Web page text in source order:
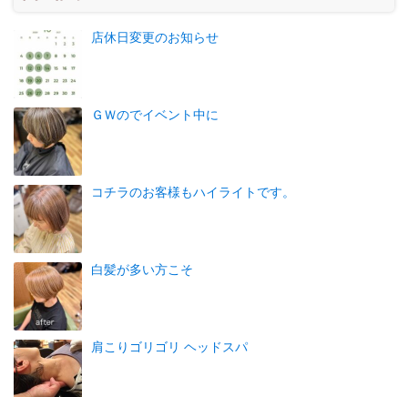
店休日変更のお知らせ
ＧＷのでイベント中に
コチラのお客様もハイライトです。
白髪が多い方こそ
肩こりゴリゴリ ヘッドスパ